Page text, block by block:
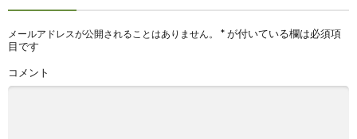
メールアドレスが公開されることはありません。 *が付いている欄は必須項
目です
コメント